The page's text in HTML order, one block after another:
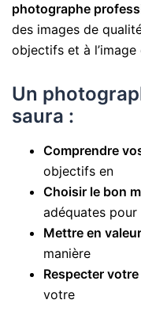
photographe
des images de
objectifs et à
Un
saura :
Comprendre
objectifs en
Choisir le bon
adéquates
Mettre en
manière
Respecter
votre